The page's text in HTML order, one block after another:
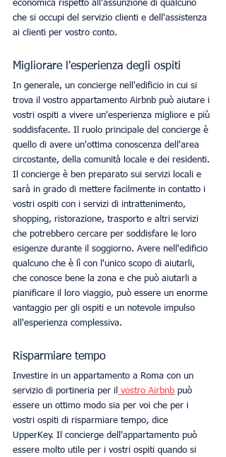
economica rispetto all'assunzione di qualcuno
che si occupi del servizio clienti e dell'assistenza
ai clienti per vostro conto.
Migliorare l'esperienza degli ospiti
In generale, un concierge nell'edificio in cui si
trova il vostro appartamento Airbnb può aiutare i
vostri ospiti a vivere un'esperienza migliore e più
soddisfacente. Il ruolo principale del concierge è
quello di avere un'ottima conoscenza dell'area
circostante, della comunità locale e dei residenti.
Il concierge è ben preparato sui servizi locali e
sarà in grado di mettere facilmente in contatto i
vostri ospiti con i servizi di intrattenimento,
shopping, ristorazione, trasporto e altri servizi
che potrebbero cercare per soddisfare le loro
esigenze durante il soggiorno. Avere nell'edificio
qualcuno che è lì con l'unico scopo di aiutarli,
che conosce bene la zona e che può aiutarli a
pianificare il loro viaggio, può essere un enorme
vantaggio per gli ospiti e un notevole impulso
all'esperienza complessiva.
Risparmiare tempo
Investire in un appartamento a Roma con un
servizio di portineria per il vostro Airbnb può
essere un ottimo modo sia per voi che per i
vostri ospiti di risparmiare tempo, dice
UpperKey. Il concierge dell'appartamento può
essere molto utile per i vostri ospiti quando si